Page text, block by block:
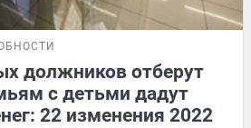
должников отберут
с детьми дадут
22 изменения 2022